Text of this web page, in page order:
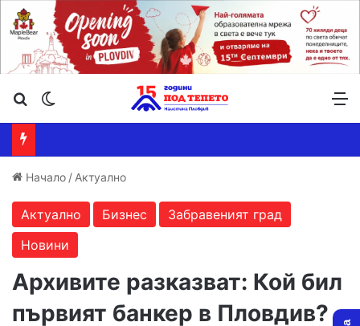
Търсене ...
Начало / Актуално
Актуално Бизнес
Забравеният град
Новини
Архивите разказват: Кой бил
първият банкер в Пловдив?